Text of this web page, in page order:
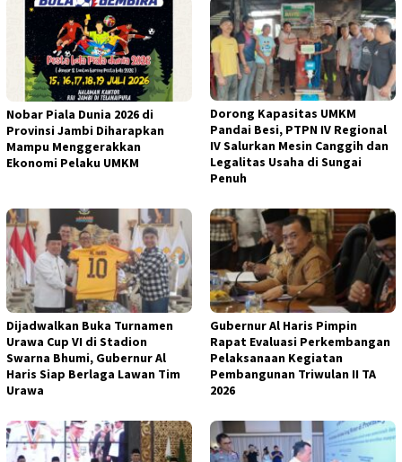
Nobar Piala Dunia 2026 di
Provinsi Jambi Diharapkan
Mampu Menggerakkan
Ekonomi Pelaku UMKM
Dorong Kapasitas UMKM
Pandai Besi, PTPN IV Regional
IV Salurkan Mesin Canggih dan
Legalitas Usaha di Sungai
Penuh
Dijadwalkan Buka Turnamen
Urawa Cup VI di Stadion
Swarna Bhumi, Gubernur Al
Haris Siap Berlaga Lawan Tim
Urawa
Gubernur Al Haris Pimpin
Rapat Evaluasi Perkembangan
Pelaksanaan Kegiatan
Pembangunan Triwulan II TA
2026